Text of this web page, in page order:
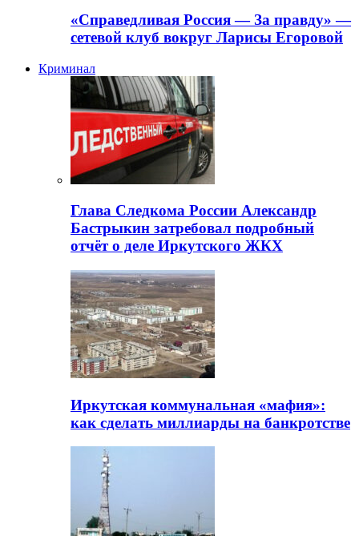
«Справедливая Россия — За правду» —
сетевой клуб вокруг Ларисы Егоровой
Криминал
Глава Следкома России Александр
Бастрыкин затребовал подробный
отчёт о деле Иркутского ЖКХ
Иркутская коммунальная «мафия»:
как сделать миллиарды на банкротстве